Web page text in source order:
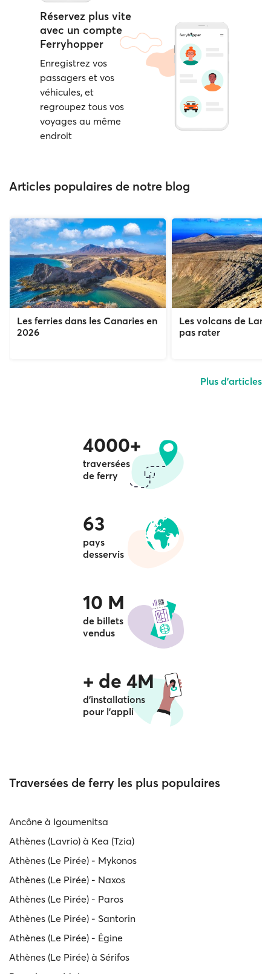
Réservez plus vite
avec un compte
Ferryhopper
Enregistrez vos
passagers et vos
véhicules, et
regroupez tous vos
voyages au même
endroit
Articles populaires de notre blog
Les ferries dans les Canaries en
2026
Les volcans de
pas rater
Plus d'articles
4000+
traversées
de ferry
63
pays
desservis
10 M
de billets
vendus
+ de 4M
d'installations
pour l'appli
Traversées de ferry les plus populaires
Ancône à Igoumenitsa
Athènes (Lavrio) à Kea (Tzia)
Athènes (Le Pirée) - Mykonos
Athènes (Le Pirée) - Naxos
Athènes (Le Pirée) - Paros
Athènes (Le Pirée) - Santorin
Athènes (Le Pirée) - Égine
Athènes (Le Pirée) à Sérifos